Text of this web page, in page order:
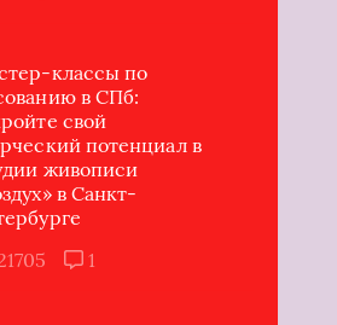
классы по
в СПб:
свой
потенциал в
живописи
в Санкт-
1